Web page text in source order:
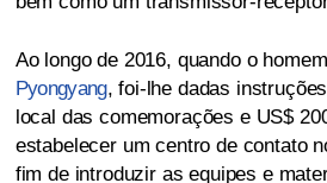
Ao longo de 2016, quando o
Pyongyang, foi-lhe dadas
local das comemorações e US$
estabelecer um centro de contato
fim de introduzir as equipes e